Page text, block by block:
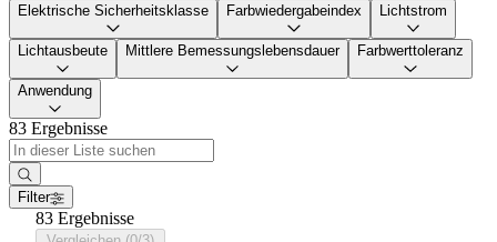
Elektrische Sicherheitsklasse Farbwiedergabeindex Lichtstrom
Lichtausbeute Mittlere Bemessungslebensdauer Farbwerttoleranz
Anwendung
83 Ergebnisse
Filter
83 Ergebnisse